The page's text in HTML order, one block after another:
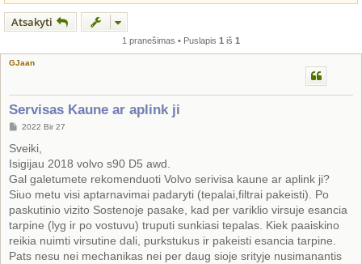
Atsakyti
1 pranešimas • Puslapis 1 iš 1
GJaan
Servisas Kaune ar aplink ji
S
a
n
d
r
t
n
ė
2022 Bir 27
Sveiki,
Isigijau 2018 volvo s90 D5 awd.
Gal galetumete rekomenduoti Volvo serivisa kaune ar aplink ji?
Siuo metu visi aptarnavimai padaryti (tepalai,filtrai pakeisti). Po
paskutinio vizito Sostenoje pasake, kad per variklio virsuje esancia
tarpine (lyg ir po vostuvu) truputi sunkiasi tepalas. Kiek paaiskino
reikia nuimti virsutine dali, purkstukus ir pakeisti esancia tarpine.
Pats nesu nei mechanikas nei per daug sioje srityje nusimanantis